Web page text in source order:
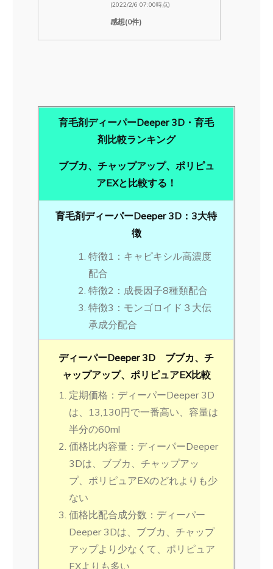
(2022/2/6 07:00時点)
感想(0件)
育毛剤ディーパーDeeper 3D・育毛
剤比較ランキング
ブブカ、チャップアップ、ポリピュ
アEXと比較する！
育毛剤ディーパーDeeper 3D：3大特
徴
特徴1：キャピキシル高濃度
配合
特徴2：成長因子8種類配合
特徴3：モンゴロイド３大伝
承成分配合
ディーパーDeeper 3D ブブカ、チ
ャップアップ、ポリピュアEX比較
定期価格：ディーパーDeeper 3D
は、13,130円で一番高い、容量は
半分の60ml
価格比内容量：ディーパーDeeper
3Dは、ブブカ、チャップアッ
プ、ポリピュアEXのどれよりも少
ない
価格比配合成分数：ディーパー
Deeper 3Dは、ブブカ、チャップ
アップより少なくて、ポリピュア
EXよりも多い